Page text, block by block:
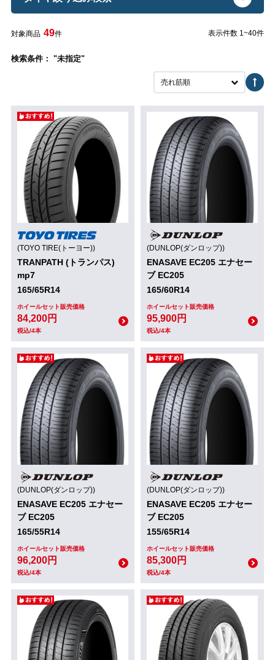
対象商品 49件 表示件数 1~40件
検索条件： "未指定"
売れ筋順
(TOYO TIRE(トーヨー))
TRANPATH (トランパス)
mp7
165/65R14
ホイールセット販売価格
84,200円
税込/4本
(DUNLOP(ダンロップ))
ENASAVE EC205 エナセー
ブ EC205
165/60R14
ホイールセット販売価格
95,900円
税込/4本
(DUNLOP(ダンロップ))
ENASAVE EC205 エナセー
ブ EC205
165/55R14
ホイールセット販売価格
96,200円
税込/4本
(DUNLOP(ダンロップ))
ENASAVE EC205 エナセー
ブ EC205
155/65R14
ホイールセット販売価格
85,300円
税込/4本